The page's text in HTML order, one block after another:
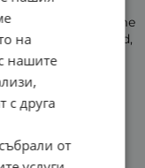
да прехвърлите
за Android,
снабден със
от
на
нашите
с друга
от